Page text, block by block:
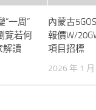
“一周”
覽若何
解讀
內蒙古
報價W/
項目招標
2026 年 1 月